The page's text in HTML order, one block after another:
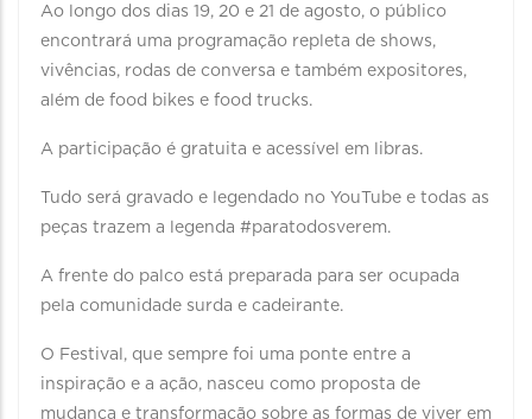
Ao longo dos dias 19, 20 e 21 de agosto, o público
encontrará uma programação repleta de shows,
vivências, rodas de conversa e também expositores,
além de food bikes e food trucks.
A participação é gratuita e acessível em libras.
Tudo será gravado e legendado no YouTube e todas as
peças trazem a legenda #paratodosverem.
A frente do palco está preparada para ser ocupada
pela comunidade surda e cadeirante.
O Festival, que sempre foi uma ponte entre a
inspiração e a ação, nasceu como proposta de
mudança e transformação sobre as formas de viver em